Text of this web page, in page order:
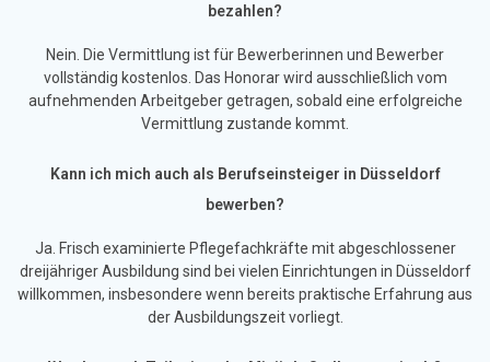
bezahlen?
Nein. Die Vermittlung ist für Bewerberinnen und Bewerber
vollständig kostenlos. Das Honorar wird ausschließlich vom
aufnehmenden Arbeitgeber getragen, sobald eine erfolgreiche
Vermittlung zustande kommt.
Kann ich mich auch als Berufseinsteiger in Düsseldorf
bewerben?
Ja. Frisch examinierte Pflegefachkräfte mit abgeschlossener
dreijähriger Ausbildung sind bei vielen Einrichtungen in Düsseldorf
willkommen, insbesondere wenn bereits praktische Erfahrung aus
der Ausbildungszeit vorliegt.